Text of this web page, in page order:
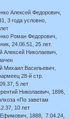
Алексей Федорович,
3 года условно,
Роман Федорович,
24.06.51, 25 лет.
Алексей Николаевич,
Михаил Васильевич,
28-й стр.
5 лет
Николаевич, 1896,
«По заветам
10 лет
1888, 7.04.24,